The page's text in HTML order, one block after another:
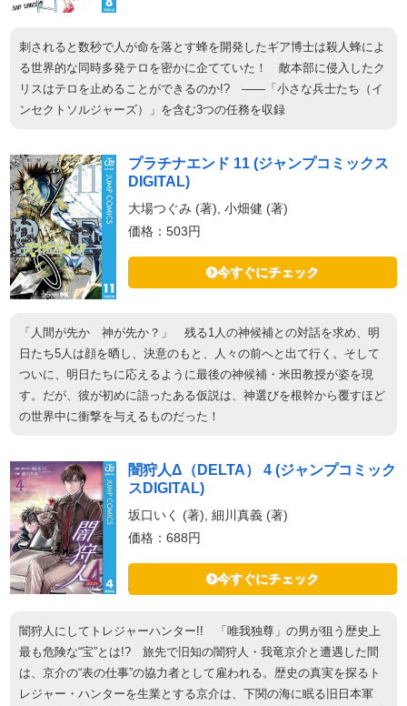
刺されると数秒で人が命を落とす蜂を開発したギア博士は殺人蜂によ
る世界的な同時多発テロを密かに企てていた！ 敵本部に侵入したク
リスはテロを止めることができるのか!? ――「小さな兵士たち（イ
ンセクトソルジャーズ）」を含む3つの任務を収録
プラチナエンド 11 (ジャンプコミックス
DIGITAL)
大場つぐみ (著), 小畑健 (著)
価格：503円
今すぐにチェック
「人間が先か 神が先か？」 残る1人の神候補との対話を求め、明
日たち5人は顔を晒し、決意のもと、人々の前へと出て行く。そして
ついに、明日たちに応えるように最後の神候補・米田教授が姿を現
す。だが、彼が初めに語ったある仮説は、神選びを根幹から覆すほど
の世界中に衝撃を与えるものだった！
闇狩人Δ（DELTA） 4 (ジャンプコミック
スDIGITAL)
坂口いく (著), 細川真義 (著)
価格：688円
今すぐにチェック
闇狩人にしてトレジャーハンター!! 「唯我独尊」の男が狙う歴史上
最も危険な“宝”とは!? 旅先で旧知の闇狩人・我竜京介と遭遇した間
は、京介の“表の仕事”の協力者として雇われる。歴史の真実を探るト
レジャー・ハンターを生業とする京介は、下関の海に眠る旧日本軍